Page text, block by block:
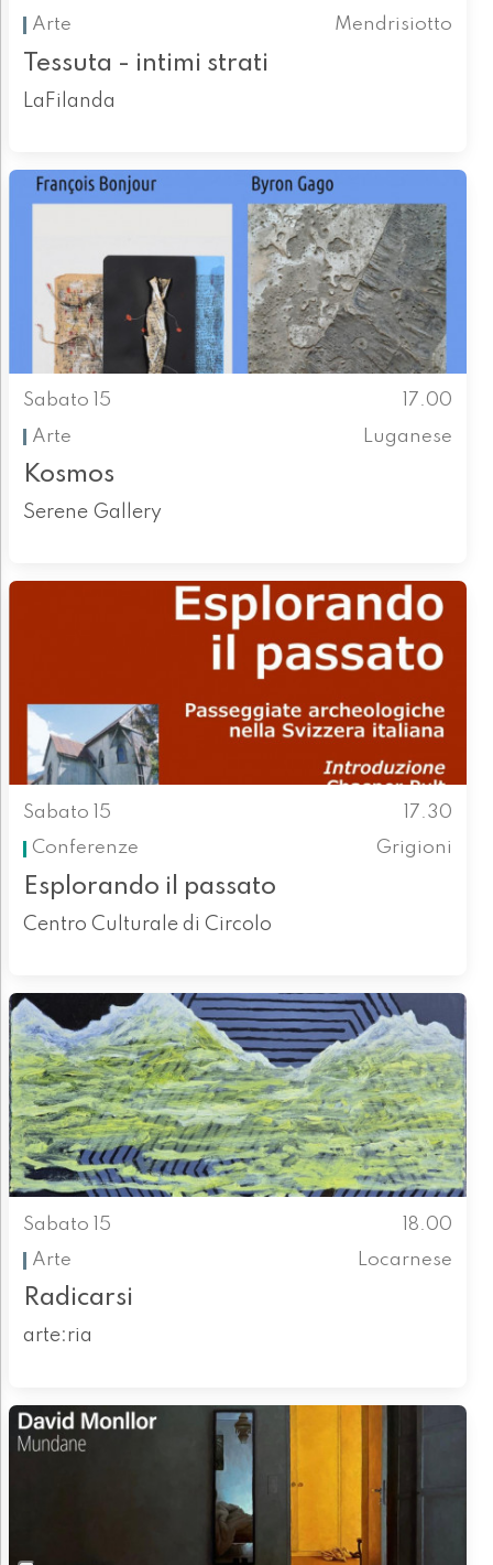
Arte
Mendrisiotto
Tessuta - intimi strati
LaFilanda
Sabato 15
17.00
Arte
Luganese
Kosmos
Serene Gallery
Sabato 15
17.30
Conferenze
Grigioni
Esplorando il passato
Centro Culturale di Circolo
Sabato 15
18.00
Arte
Locarnese
Radicarsi
arte:ria